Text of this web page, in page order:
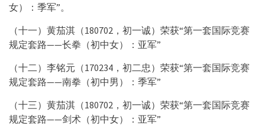
女）：季军”。
（十一）黄茄淇（180702，初一诚）荣获“第一套国际竞赛
规定套路——长拳（初中女）：亚军”
（十二）李铭元（170234，初二忠）荣获“第一套国际竞赛
规定套路——南拳（初中男）：季军”
（十三）黄茄淇（180702，初一诚）荣获“第一套国际竞赛
规定套路——剑术（初中女）：亚军”